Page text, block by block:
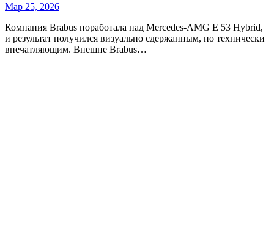
Мар 25, 2026
Компания Brabus поработала над Mercedes-AMG E 53 Hybrid,
и результат получился визуально сдержанным, но технически
впечатляющим. Внешне Brabus…